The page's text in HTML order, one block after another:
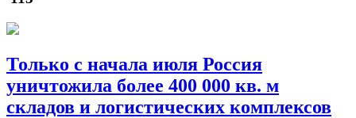
Только с начала июля Россия
уничтожила более 400 000 кв. м
складов и логистических комплексов